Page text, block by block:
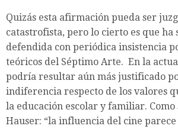
Quizás esta afirmación pueda ser
catastrofista, pero lo cierto es que ha
defendida con periódica insistencia
teóricos del Séptimo Arte. En la
podría resultar aún más justificado
indiferencia respecto de los valores
la educación escolar y familiar.
Hauser: “la influencia del cine